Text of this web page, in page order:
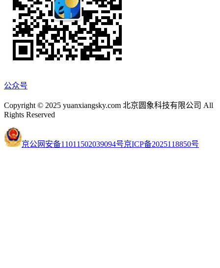
公众号
Copyright © 2025 yuanxiangsky.com 北京圆象科技有限公司 All
Rights Reserved
京公网安备11011502039094号京ICP备2025118850号